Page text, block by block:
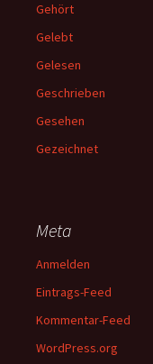
Gehört
Gelebt
Gelesen
Geschrieben
Gesehen
Gezeichnet
Meta
Anmelden
Eintrags-Feed
Kommentar-Feed
WordPress.org